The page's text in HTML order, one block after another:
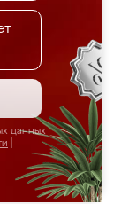
данных